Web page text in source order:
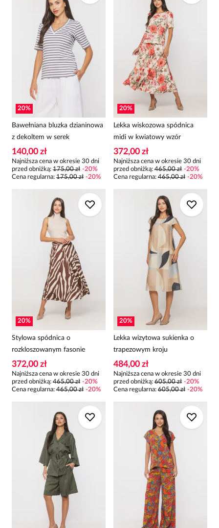
20%
Bawełniana bluzka dzianinowa
z dekoltem w serek
140,00 zł
Najniższa cena w okresie 30 dni
przed obniżką: 175,00 zł -20%
Cena regularna: 175,00 zł -20%
20%
Lekka wiskozowa spódnica
midi w kwiatowy wzór
372,00 zł
Najniższa cena w okresie 30 dni
przed obniżką: 465,00 zł -20%
Cena regularna: 465,00 zł -20%
20%
Stylowa spódnica o
rozkloszowanym fasonie
372,00 zł
Najniższa cena w okresie 30 dni
przed obniżką: 465,00 zł -20%
Cena regularna: 465,00 zł -20%
20%
Lekka wizytowa sukienka o
trapezowym kroju
484,00 zł
Najniższa cena w okresie 30 dni
przed obniżką: 605,00 zł -20%
Cena regularna: 605,00 zł -20%